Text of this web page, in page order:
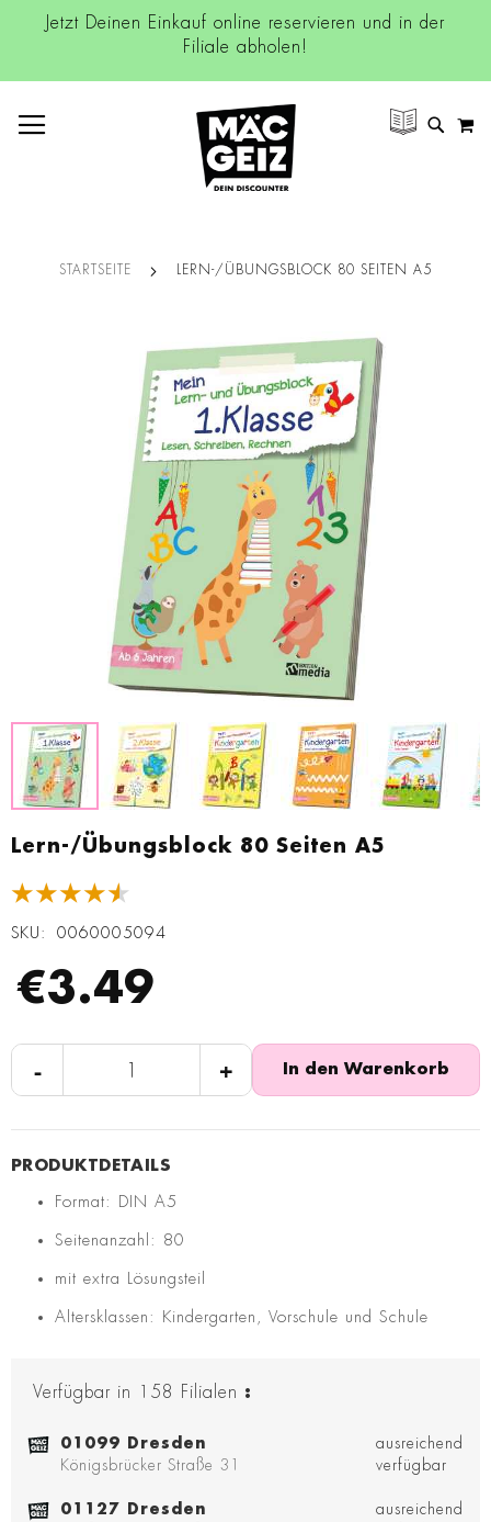
Jetzt Deinen Einkauf online reservieren und in der
Filiale abholen!
SUCHE
STARTSEITE LERN-/ÜBUNGSBLOCK 80 SEITEN A5
Lern-/Übungsblock 80 Seiten A5
★★★★★
SKU 0060005094
€3.49
- + In den Warenkorb
Format: DIN A5
Seitenanzahl: 80
mit extra Lösungsteil
Altersklassen: Kindergarten, Vorschule und Schule
Verfügbar in 158 Filialen :
01099 Dresden
Königsbrücker Straße 31
ausreichend
verfügbar
01127 Dresden
ausreichend
Anfang
Bildgalerie